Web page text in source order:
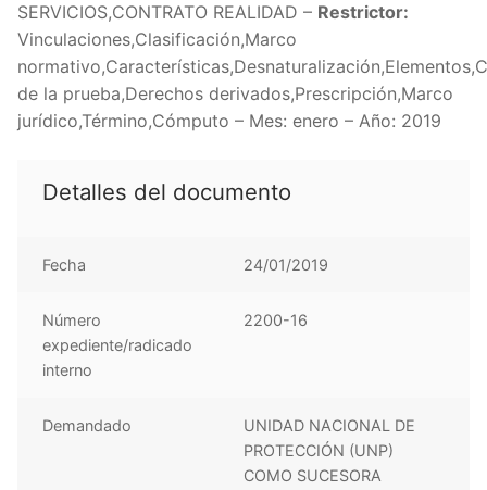
SERVICIOS,CONTRATO REALIDAD – Restrictor:
Vinculaciones,Clasificación,Marco
de la prueba,Derechos derivados,Prescripción,Marco
jurídico,Término,Cómputo – Mes: enero – Año: 2019
Detalles del documento
Fecha 24/01/2019
Número
expediente/radicado
interno
2200-16
Demandado
UNIDAD NACIONAL DE
PROTECCIÓN (UNP)
COMO SUCESORA